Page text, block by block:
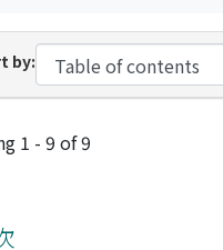
by:
1 - 9 of 9